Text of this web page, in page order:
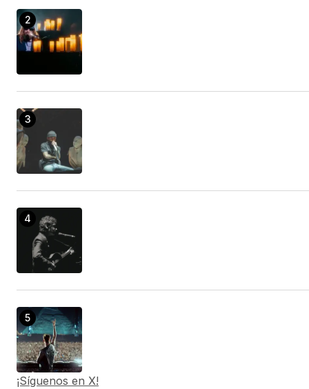
¡Síguenos en X!